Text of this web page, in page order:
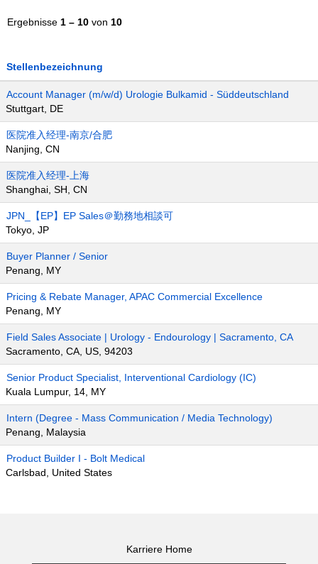
Ergebnisse 1 – 10 von 10
Stellenbezeichnung
Account Manager (m/w/d) Urologie Bulkamid - Süddeutschland
Stuttgart, DE
医院准入经理-南京/合肥
Nanjing, CN
医院准入经理-上海
Shanghai, SH, CN
JPN_【EP】EP Sales＠勤務地相談可
Tokyo, JP
Buyer Planner / Senior
Penang, MY
Pricing & Rebate Manager, APAC Commercial Excellence
Penang, MY
Field Sales Associate | Urology - Endourology | Sacramento, CA
Sacramento, CA, US, 94203
Senior Product Specialist, Interventional Cardiology (IC)
Kuala Lumpur, 14, MY
Intern (Degree - Mass Communication / Media Technology)
Penang, Malaysia
Product Builder I - Bolt Medical
Carlsbad, United States
Karriere Home